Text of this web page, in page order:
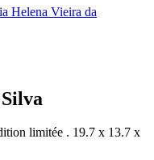
limitée . 19.7 x 13.7 x